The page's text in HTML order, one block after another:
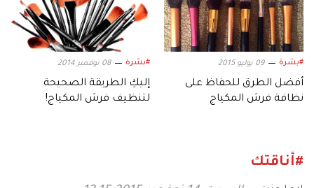
#بشرة 09 يوليو 2015
أفضل الطرق للحفاظ على
نظافة فرش المكياج
#بشرة 08 نوفمبر 2014
إليكِ الطريقة الصحيحة
لتنظيف فرش المكياج!
#أناقتك